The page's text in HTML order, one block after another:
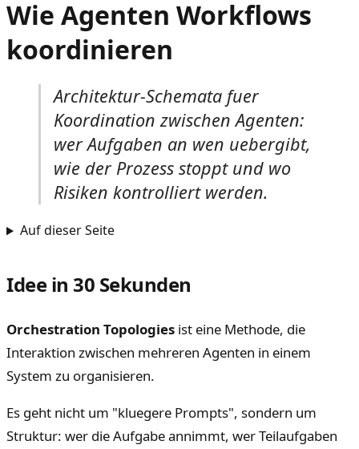
Wie Agenten Workflows
koordinieren
Architektur-Schemata fuer
Koordination zwischen Agenten:
wer Aufgaben an wen uebergibt,
wie der Prozess stoppt und wo
Risiken kontrolliert werden.
Auf dieser Seite
Idee in 30 Sekunden
Orchestration Topologies ist eine Methode, die
Interaktion zwischen mehreren Agenten in einem
System zu organisieren.
Es geht nicht um "kluegere Prompts", sondern um
Struktur: wer die Aufgabe annimmt, wer Teilaufgaben